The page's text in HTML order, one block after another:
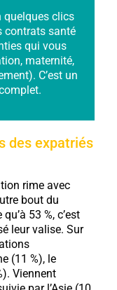
quelques clics
contrats santé
qui vous
maternité,
C’est un
des expatriés
rime avec
bout du
53 %, c’est
leur valise. Sur
(11 %), le
Viennent